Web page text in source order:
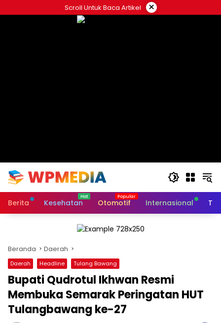
ke
Scroll Untuk Baca Artikel ×
Berita Kesehatan Otomotif Internasional
Beranda Daerah
Daerah Headline Tulang Bawang
Bupati Qudrotul Ikhwan Resmi
Membuka Semarak Peringatan HUT
Tulangbawang ke-27